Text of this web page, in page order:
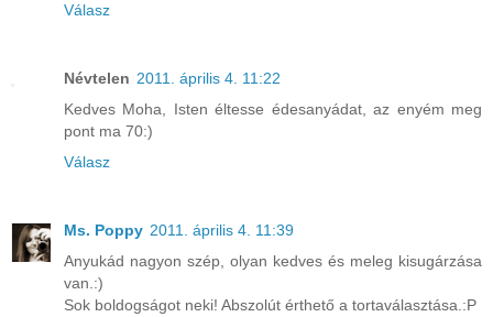
Válasz
Névtelen 2011. április 4. 11:22
Kedves Moha, Isten éltesse édesanyádat, az enyém meg
pont ma 70:)
Válasz
Ms. Poppy 2011. április 4. 11:39
Anyukád nagyon szép, olyan kedves és meleg kisugárzása
van.:)
Sok boldogságot neki! Abszolút érthető a tortaválasztása.:P